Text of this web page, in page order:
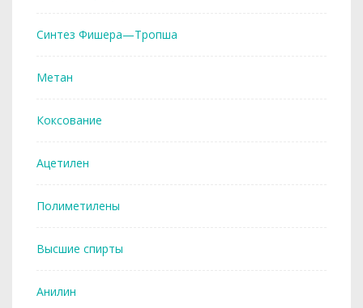
Синтез Фишера—Тропша
Метан
Коксование
Ацетилен
Полиметилены
Высшие спирты
Анилин